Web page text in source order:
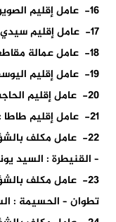
16- عامل إقليم الصويرة : السيد محمد رشيد
17- عامل إقليم سيدي بنور : السيد منير هواري
18- عامل عمالة مقاطعة عين الشق : السيدة بشرى برادي
19- عامل إقليم اليوسفية : السيد عبد المومن طالب
20- عامل إقليم الحاجب : السيد عمر المريني
21- عامل إقليم طاطا : السيد محمد باري
22- عامل مكلف
– القنيطرة : السيد
23- عامل مكلف
تطوان – الحسيمة :